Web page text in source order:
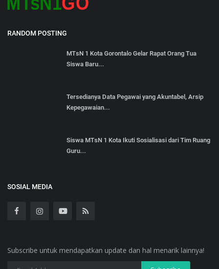
RANDOM POSTING
MTsN 1 Kota Gorontalo Gelar Rapat Orang Tua
Siswa Baru...
Tersedianya Data Pegawai yang Akuntabel, Arsip
Kepegawaian...
Siswa MTsN 1 Kota Ikuti Sosialisasi dari Tim Ruang
Guru...
SOSIAL MEDIA
Subscribe untuk mendapatkan update dan hal menarik lainnya!